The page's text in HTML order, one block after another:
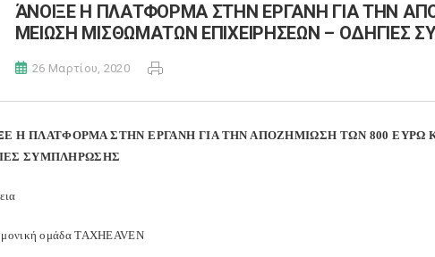
ΆΝΟΙΞΕ Η ΠΛΑΤΦΟΡΜΑ ΣΤΗΝ ΕΡΓΑΝΗ ΓΙΑ ΤΗΝ
ΜΕΙΩΣΗ ΜΙΣΘΩΜΑΤΩΝ ΕΠΙΧΕΙΡΗΣΕΩΝ – ΟΔΗΓΙΕΣ
26 Μαρτίου, 2020
Η ΠΛΑΤΦΟΡΜΑ ΣΤΗΝ ΕΡΓΑΝΗ ΓΙΑ ΤΗΝ ΑΠΟΖΗΜΙΩΣΗ ΤΩΝ 800 ΕΥΡΩ
ΣΥΜΠΛΗΡΩΣΗΣ
ομάδα TAXHEAVEN